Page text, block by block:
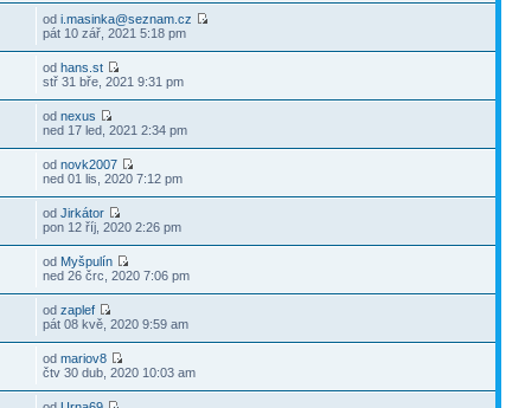
odi.masinka@seznam.cz
pát 10 zář, 2021 5:18 pm
odhans.st
stř 31 bře, 2021 9:31 pm
odnexus
ned 17 led, 2021 2:34 pm
odnovk2007
ned 01 lis, 2020 7:12 pm
odJirkátor
pon 12 říj, 2020 2:26 pm
od Myšpulín
ned 26 črc, 2020 7:06 pm
odzaplef
pát 08 kvě, 2020 9:59 am
odmariov8
čtv 30 dub, 2020 10:03 am